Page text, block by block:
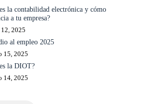
la contabilidad electrónica y cómo
a tu empresa?
2025
al empleo 2025
15, 2025
la DIOT?
14, 2025